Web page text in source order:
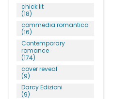
chick lit
(18)
commedia romantica
(16)
Contemporary
romance
(174)
cover reveal
(9)
Darcy Edizioni
(9)